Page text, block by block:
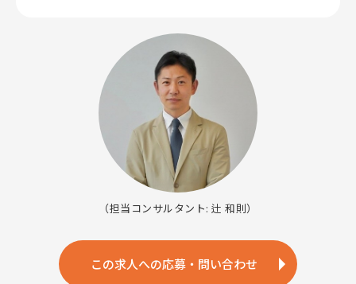
（担当コンサルタント: 辻 和則）
この求人への応募・問い合わせ